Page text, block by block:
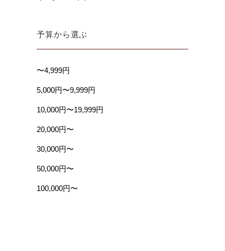
予算から選ぶ
〜4,999円
5,000円〜9,999円
10,000円〜19,999円
20,000円〜
30,000円〜
50,000円〜
100,000円〜